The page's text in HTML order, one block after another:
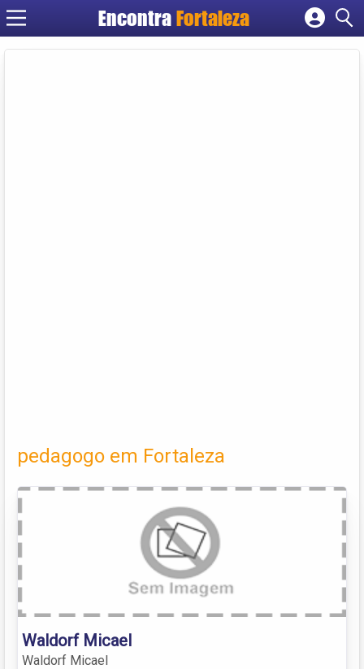
EncontraFortaleza
Cadastrar empresa
pedagogo em Fortaleza
Waldorf Micael
Waldorf Micael